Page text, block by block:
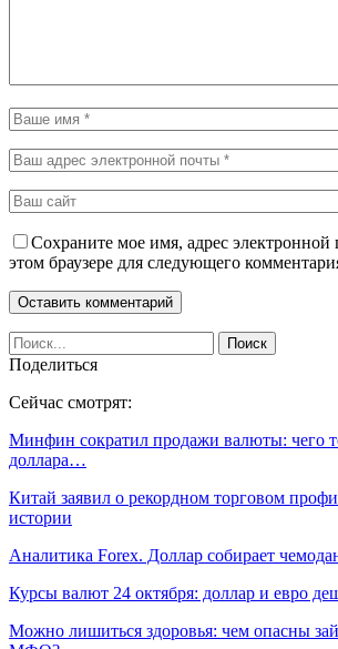
Сохраните мое имя, адрес электронной
этом браузере для следующего
Поделиться
Сейчас смотрят:
Минфин сократил продажи валюты: чего
доллара…
Китай заявил о рекордном торговом
истории
Аналитика Forex. Доллар собирает
Курсы валют 24 октября: доллар и евро
Можно лишиться здоровья: чем опасны